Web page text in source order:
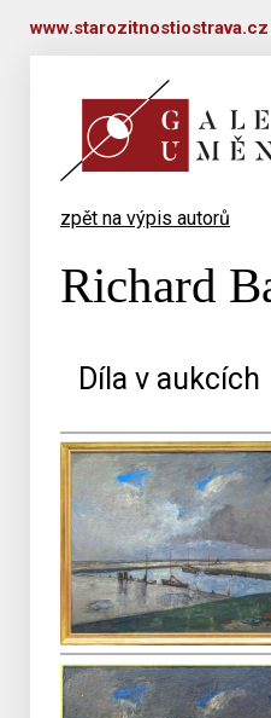
www.starozitnostiostrava.cz
zpět na výpis autorů
Richard
Díla v aukcích